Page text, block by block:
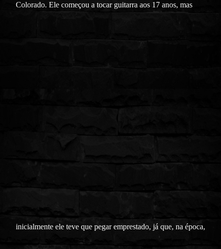
Colorado. Ele começou a tocar guitarra aos 17 anos, mas
inicialmente ele teve que pegar emprestado, já que, na época,